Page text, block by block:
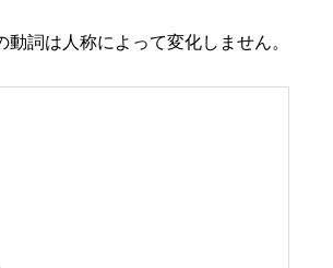
動詞は人称によって変化しません。